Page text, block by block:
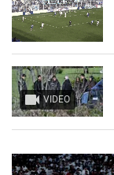
VIDEO